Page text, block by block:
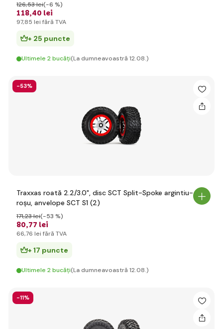
118,40 lei
126,53 lei(-6 %)
97,85 lei fără TVA
+ 25 puncte
Ultimele 2 bucăți(La dumneavoastră 12.08.)
-53%
Traxxas roată 2.2/3.0", disc SCT Split-Spoke argintiu-
roșu, anvelope SCT S1 (2)
80,77 lei
171,23 lei(-53 %)
66,76 lei fără TVA
+ 17 puncte
Ultimele 2 bucăți(La dumneavoastră 12.08.)
-11%